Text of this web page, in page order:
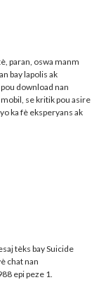
paran, oswa manm
bay lapolis ak
download nan
se kritik pou asire
ka fè eksperyans ak
tèks bay Suicide
chat nan
epi peze 1.